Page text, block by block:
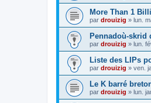
More Than 1
par drouizig » lun.
Pennadoù-skrid
par drouizig » lun.
Liste des LIPs
par drouizig » ven.
Le K barré
par drouizig » lun.